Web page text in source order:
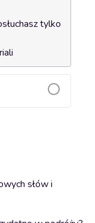
tylko
słów i